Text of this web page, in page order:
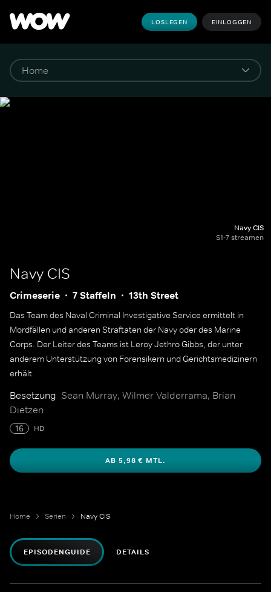
LOSLEGEN EINLOGGEN
Navy CIS
S1-7 streamen
Navy CIS
Crimeserie 7 Staffeln 13th Street
Das Team des Naval Criminal Investigative Service ermittelt in
Mordfällen und anderen Straftaten der Navy oder des Marine
Corps. Der Leiter des Teams ist Leroy Jethro Gibbs, der unter
anderem Unterstützung von Forensikern und Gerichtsmedizinern
erhält.
Besetzung Sean Murray, Wilmer Valderrama, Brian
Dietzen
16 HD
AB 5,98 € MTL.
Home Serien Navy CIS
EPISODENGUIDE DETAILS